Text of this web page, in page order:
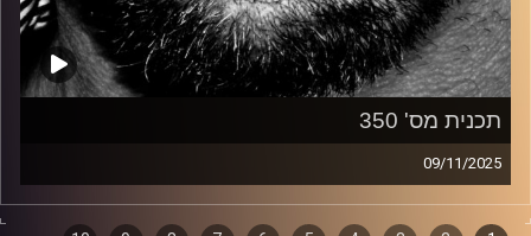
תכנית מס' 350
09/11/2025
זיפים, מוזיקה מחוספסת של הופעות חיות. הרבה ג'אם, רוק,
בלוז, bluegrass, ג'אז, Fאנק, פרוגרסיב ואפילו אלקטרוניקה.